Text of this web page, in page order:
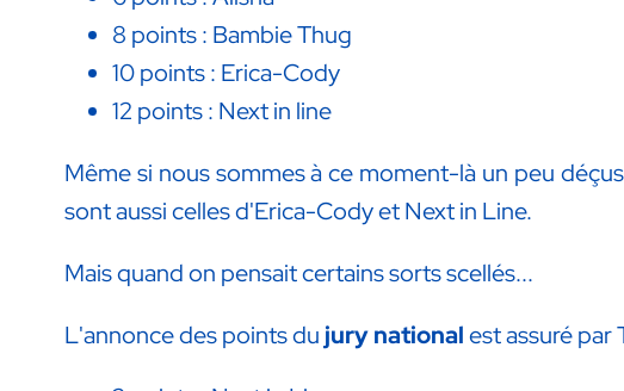
8 points : Bambie Thug
10 points : Erica-Cody
12 points : Next in line
Même si nous sommes à ce moment-là un peu
sont aussi celles d'Erica-Cody et Next in Line.
Mais quand on pensait certains sorts scellés...
L'annonce des points du jury nationalest assuré par